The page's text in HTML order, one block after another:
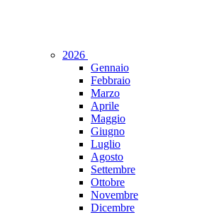
2026
Gennaio
Febbraio
Marzo
Aprile
Maggio
Giugno
Luglio
Agosto
Settembre
Ottobre
Novembre
Dicembre